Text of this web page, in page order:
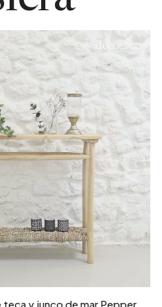
de relleno
a la cesta
teca y junco de mar Pepper